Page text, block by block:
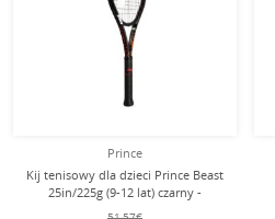
Prince
Kij tenisowy dla dzieci Prince Beast
25in/225g (9-12 lat) czarny -